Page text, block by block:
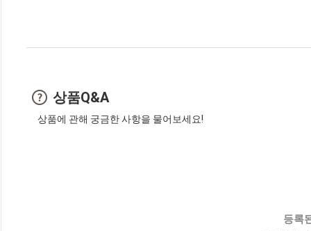
상품Q&A
상품에 관해 궁금한 사항을 물어보세요!
등록